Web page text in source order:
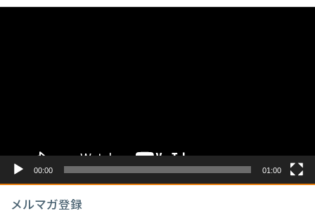
00:00 01:00
メルマガ登録